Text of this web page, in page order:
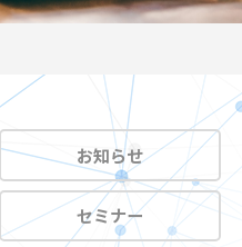
お知らせ
セミナー